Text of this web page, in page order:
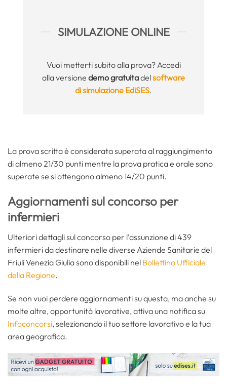
SIMULAZIONE ONLINE
Vuoi metterti subito alla prova? Accedi
alla versione demo gratuitadelsoftware
di simulazione EdiSES.
La prova scritta è considerata superata al raggiungimento
di almeno 21/30 punti mentre la prova pratica e orale sono
superate se si ottengono almeno 14/20 punti.
Aggiornamenti sul concorso per
infermieri
Ulteriori dettagli sul concorso per l’assunzione di 439
infermieri da destinare nelle diverse Aziende Sanitarie del
Friuli Venezia Giulia sono disponibili nel Bollettino Ufficiale
della Regione.
Se non vuoi perdere aggiornamenti su questa, ma anche su
molte altre, opportunità lavorative, attiva una notifica su
Infoconcorsi, selezionando il tuo settore lavorativo e la tua
area geografica.